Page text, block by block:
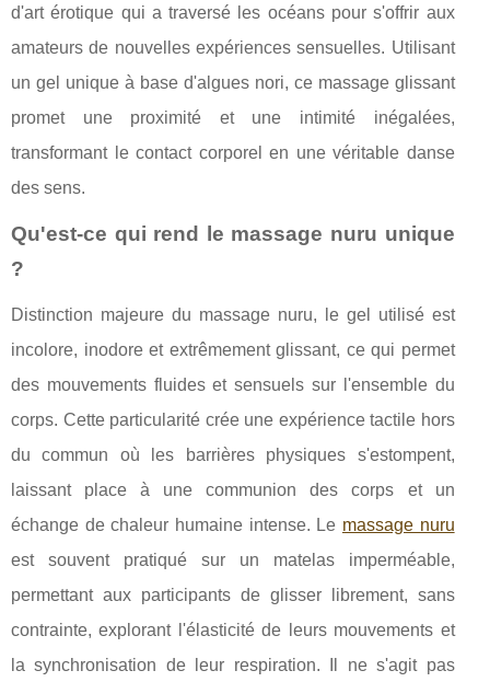
d'art érotique qui a traversé les océans pour s'offrir aux
amateurs de nouvelles expériences sensuelles. Utilisant
un gel unique à base d'algues nori, ce massage glissant
promet une proximité et une intimité inégalées,
transformant le contact corporel en une véritable danse
des sens.
Qu'est-ce qui rend le massage nuru unique
?
Distinction majeure du massage nuru, le gel utilisé est
incolore, inodore et extrêmement glissant, ce qui permet
des mouvements fluides et sensuels sur l'ensemble du
corps. Cette particularité crée une expérience tactile hors
du commun où les barrières physiques s'estompent,
laissant place à une communion des corps et un
échange de chaleur humaine intense. Le massage nuru
est souvent pratiqué sur un matelas imperméable,
permettant aux participants de glisser librement, sans
contrainte, explorant l'élasticité de leurs mouvements et
la synchronisation de leur respiration. Il ne s'agit pas